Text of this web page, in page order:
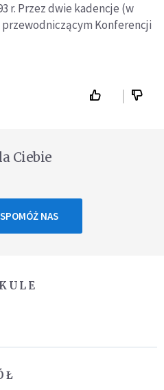
r. Przez dwie kadencje (w
przewodniczącym Konferencji
Ciebie
NAS